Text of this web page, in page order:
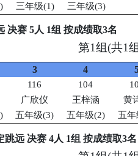
三年级(1) 三年级(3)
决赛 5人 1组 按成绩取3名
第1组(共1
3 4
116 104
广欣仪 王梓涵
黄
五年级(3) 五年级(2) 五
跳远 决赛 4人 1组 按成绩取3名